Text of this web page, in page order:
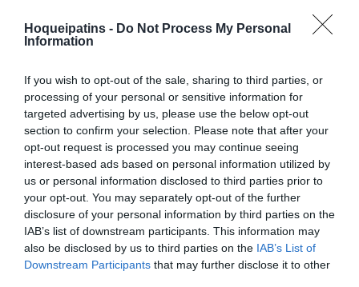
Hoqueipatins - Do Not Process My Personal
Information
If you wish to opt-out of the sale, sharing to third parties, or
processing of your personal or sensitive information for
targeted advertising by us, please use the below opt-out
section to confirm your selection. Please note that after your
opt-out request is processed you may continue seeing
interest-based ads based on personal information utilized by
us or personal information disclosed to third parties prior to
your opt-out. You may separately opt-out of the further
disclosure of your personal information by third parties on the
IAB’s list of downstream participants. This information may
also be disclosed by us to third parties on the IAB’s List of
Downstream Participants that may further disclose it to other
3 - Emma Cazzola
5 - Laura Rubega
9 - Teresa Messora
do
5 - Matilde Machado
9 - Rute Santos
Timeout Itália
10'
Timeout Itália
15'
1ªP
17'
1ªP
0-1 Ana Rita Monteiro